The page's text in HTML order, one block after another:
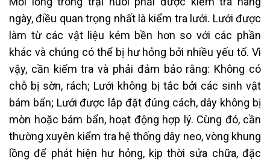
ngày, điều quan trọng nhất là kiểm tra lưới. Lưới được
làm từ các vật liệu kém bền hơn so với các phần
khác và chúng có thể bị hư hỏng bởi nhiều yếu tố. Vì
vậy, cần kiểm tra và phải đảm bảo rằng: Không có
chỗ bị sờn, rách; Lưới không bị tắc bởi các sinh vật
bám bẩn; Lưới được lắp đặt đúng cách, dây không bị
mòn hoặc bám bẩn, hoạt động hợp lý. Cùng đó, cần
thường xuyên kiểm tra hệ thống dây neo, vòng khung
lồng để phát hiện hư hỏng, kịp thời sửa chữa, đặc